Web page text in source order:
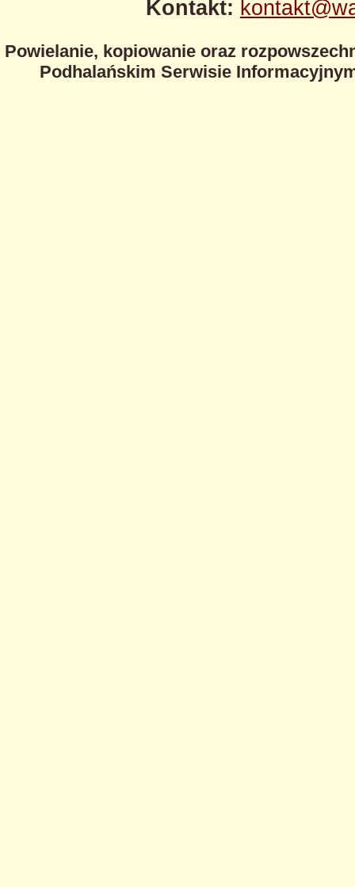
Kontakt:
Powielanie, kopiowanie oraz
Podhalańskim Serwisie